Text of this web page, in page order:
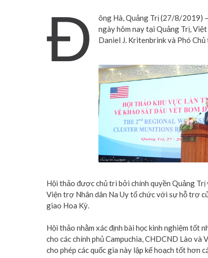
Đ
ông Hà, Quảng Trị (27/8/2019)
ngày hôm nay tại Quảng Trị,
Daniel J. Kritenbrink và Phó
Hội thảo được chủ trì bởi chính quyền Quảng
Viện trợ Nhân dân Na Uy tổ chức với sự hỗ trợ
giao Hoa Kỳ.
Hội thảo nhằm xác định bài học kinh nghiệm tốt
cho các chính phủ Campuchia, CHDCND Lào và
cho phép các quốc gia này lập kế hoạch tốt hơn